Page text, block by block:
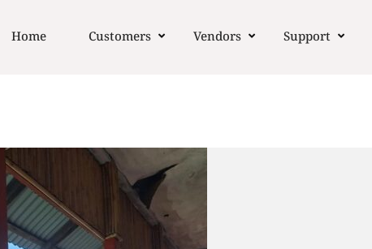
Home Customers Vendors Support